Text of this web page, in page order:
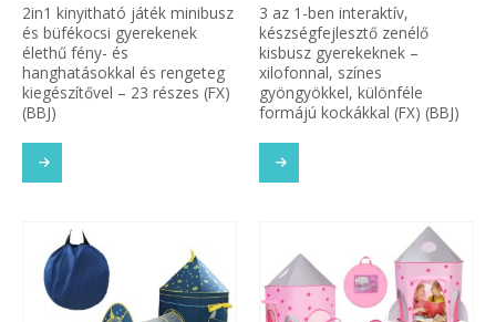
2in1 kinyitható játék minibusz
és büfékocsi gyerekenek
élethű fény- és
hanghatásokkal és rengeteg
kiegészítővel – 23 részes (FX)
(BBJ)
3 az 1-ben interaktív,
készségfejlesztő zenélő
kisbusz gyerekeknek –
xilofonnal, színes
gyöngyökkel, különféle
formájú kockákkal (FX) (BBJ)